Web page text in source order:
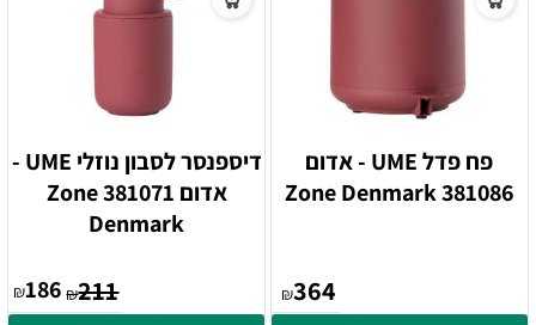
פח פדל UME - אדום
381086 Zone Denmark
₪364
דיספנסר לסבון נוזלי UME -
אדום 381071 Zone
Denmark
₪211
₪186